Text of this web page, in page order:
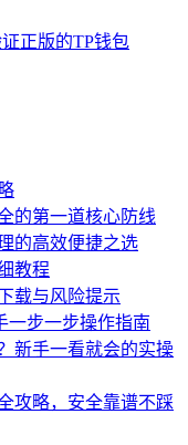
正版的TP钱包
的第一道核心防线
的高效便捷之选
教程
载与风险提示
一步一步操作指南
新手一看就会的实操
攻略，安全靠谱不踩